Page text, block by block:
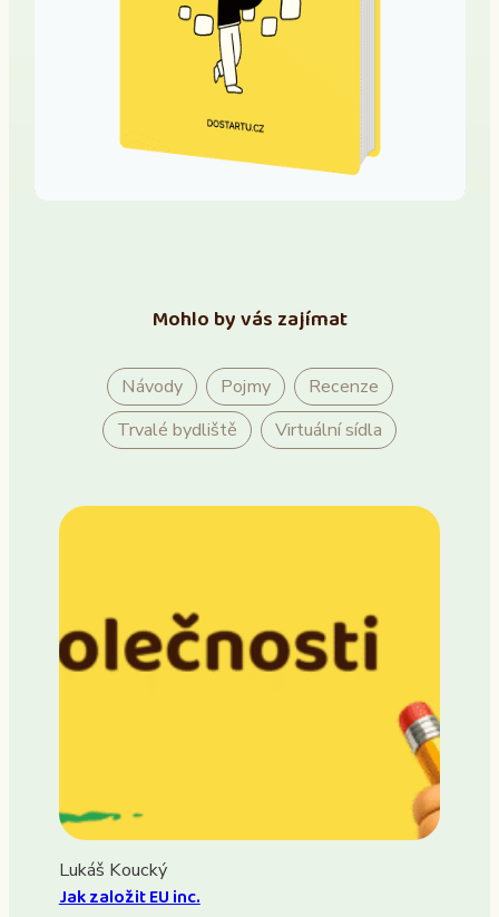
Mohlo by vás zajímat
Návody Pojmy
Recenze
Trvalé bydliště
Virtuální sídla
Lukáš Koucký
Jak založit EU inc.